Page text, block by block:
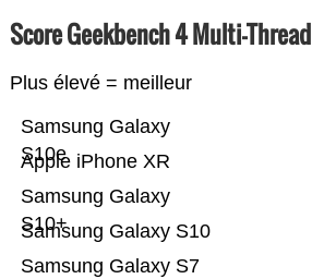
Score Geekbench 4 Multi-Thread
Plus élevé = meilleur
Samsung Galaxy S7
Samsung Galaxy S10
Samsung Galaxy
S10+
Apple iPhone XR
Samsung Galaxy
S10e